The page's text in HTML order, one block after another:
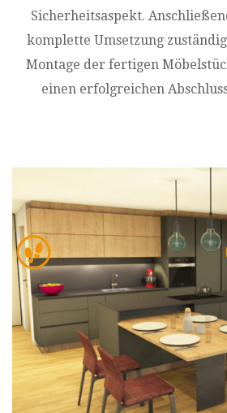
Sicherheitsaspekt.
komplette Umsetzung
Montage der fertigen
einen erfolgreichen